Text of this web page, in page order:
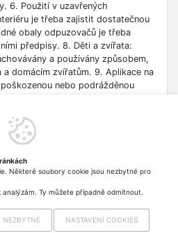
6. Použití v uzavřených
je třeba zajistit dostatečnou
obaly odpuzovačů je třeba
předpisy. 8. Děti a zvířata:
a používány způsobem,
domácím zvířatům. 9. Aplikace na
nebo podrážděnou
reakce nebo jiné zdravotní
s lékařem. 12. Odolnost proti
13. Aktivní látky: Vždy
se, že nejste alergičtí na žádnou
Copyright © 2012-2026
Některé soubory cookie jsou nezbytné pro
Ty můžete případně odmítnout.
NEZBYTNÉ NASTAVENÍ COOKIES